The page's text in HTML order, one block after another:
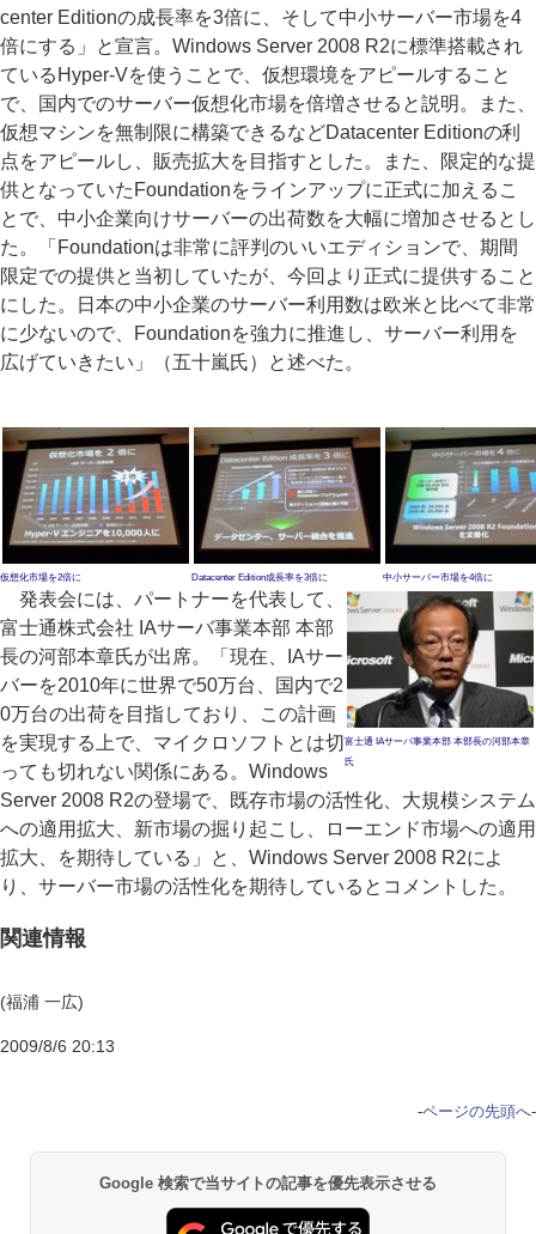
center Editionの成長率を3倍に、そして中小サーバー市場を4
倍にする」と宣言。Windows Server 2008 R2に標準搭載され
ているHyper-Vを使うことで、仮想環境をアピールすること
で、国内でのサーバー仮想化市場を倍増させると説明。また、
仮想マシンを無制限に構築できるなどDatacenter Editionの利
点をアピールし、販売拡大を目指すとした。また、限定的な提
供となっていたFoundationをラインアップに正式に加えるこ
とで、中小企業向けサーバーの出荷数を大幅に増加させるとし
た。「Foundationは非常に評判のいいエディションで、期間
限定での提供と当初していたが、今回より正式に提供すること
にした。日本の中小企業のサーバー利用数は欧米と比べて非常
に少ないので、Foundationを強力に推進し、サーバー利用を
広げていきたい」（五十嵐氏）と述べた。
仮想化市場を2倍に Datacenter Edition成長率を3倍に 中小サーバー市場を4倍に
富士通 IAサーバ事業本部 本部長の河部本章
氏
発表会には、パートナーを代表して、
富士通株式会社 IAサーバ事業本部 本部
長の河部本章氏が出席。「現在、IAサー
バーを2010年に世界で50万台、国内で2
0万台の出荷を目指しており、この計画
を実現する上で、マイクロソフトとは切
っても切れない関係にある。Windows
Server 2008 R2の登場で、既存市場の活性化、大規模システム
への適用拡大、新市場の掘り起こし、ローエンド市場への適用
拡大、を期待している」と、Windows Server 2008 R2によ
り、サーバー市場の活性化を期待しているとコメントした。
関連情報
(福浦 一広)
2009/8/6 20:13
-ページの先頭へ-
Google 検索で当サイトの記事を優先表示させる